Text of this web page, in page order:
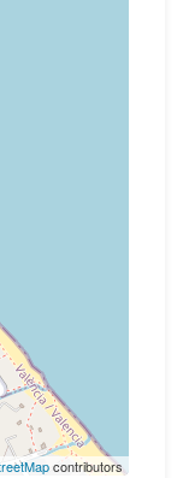
contributors